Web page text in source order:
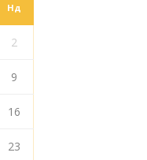
Нд
2
9
16
23